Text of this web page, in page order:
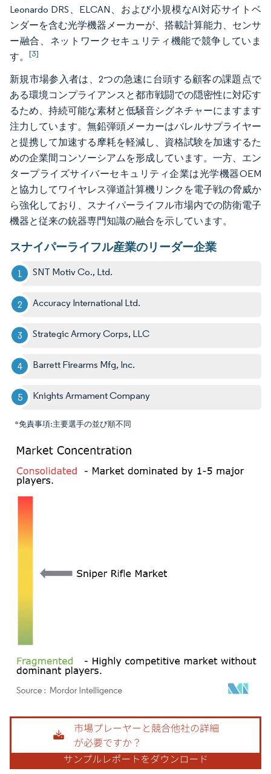
Leonardo DRS、ELCAN、および小規模なAI対応サイトベ
ンダーを含む光学機器メーカーが、搭載計算能力、センサ
ー融合、ネットワークセキュリティ機能で競争していま
す。 [3]
新規市場参入者は、2つの急速に台頭する顧客の課題点で
ある環境コンプライアンスと都市戦闘での隠密性に対応す
るため、持続可能な素材と低騒音シグネチャーにますます
注力しています。無鉛弾頭メーカーはバレルサプライヤー
と提携して加速する摩耗を軽減し、資格試験を加速するた
めの企業間コンソーシアムを形成しています。一方、エン
タープライズサイバーセキュリティ企業は光学機器OEM
と協力してワイヤレス弾道計算機リンクを電子戦の脅威か
ら強化しており、スナイパーライフル市場内での防衛電子
機器と従来の銃器専門知識の融合を示しています。
スナイパーライフル産業のリーダー企業
SNT Motiv Co., Ltd.
Accuracy International Ltd.
Strategic Armory Corps, LLC
Barrett Firearms Mfg, Inc.
Knights Armament Company
*免責事項:主要選手の並び順不同
画像 © Mordor Intelligence。再利用にはCC BY 4.0の表示が必要です。